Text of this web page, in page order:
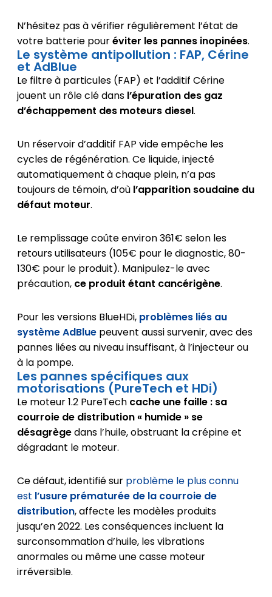
N’hésitez pas à vérifier régulièrement l’état de
votre batterie pouréviter les pannes inopinées.
Le système antipollution : FAP, Cérine
et AdBlue
Le filtre à particules (FAP) et l’additif Cérine
jouent un rôle clé dans l’épuration des gaz
d’échappement des moteurs diesel.
Un réservoir d’additif FAP vide empêche les
cycles de régénération. Ce liquide, injecté
automatiquement à chaque plein, n’a pas
toujours de témoin, d’où l’apparition soudaine du
défaut moteur.
Le remplissage coûte environ 361€ selon les
retours utilisateurs (105€ pour le diagnostic, 80-
130€ pour le produit). Manipulez-le avec
précaution, ce produit étant cancérigène.
Pour les versions BlueHDi, problèmes liés au
système AdBluepeuvent aussi survenir, avec des
pannes liées au niveau insuffisant, à l’injecteur ou
à la pompe.
Les pannes spécifiques aux
motorisations (PureTech et HDi)
Le moteur 1.2 PureTech cache une faille : sa
courroie de distribution « humide » se
désagrègedans l’huile, obstruant la crépine et
dégradant le moteur.
Ce défaut, identifié sur problème le plus connu
est l’usure prématurée de la courroie de
distribution, affecte les modèles produits
jusqu’en 2022. Les conséquences incluent la
surconsommation d’huile, les vibrations
anormales ou même une casse moteur
irréversible.